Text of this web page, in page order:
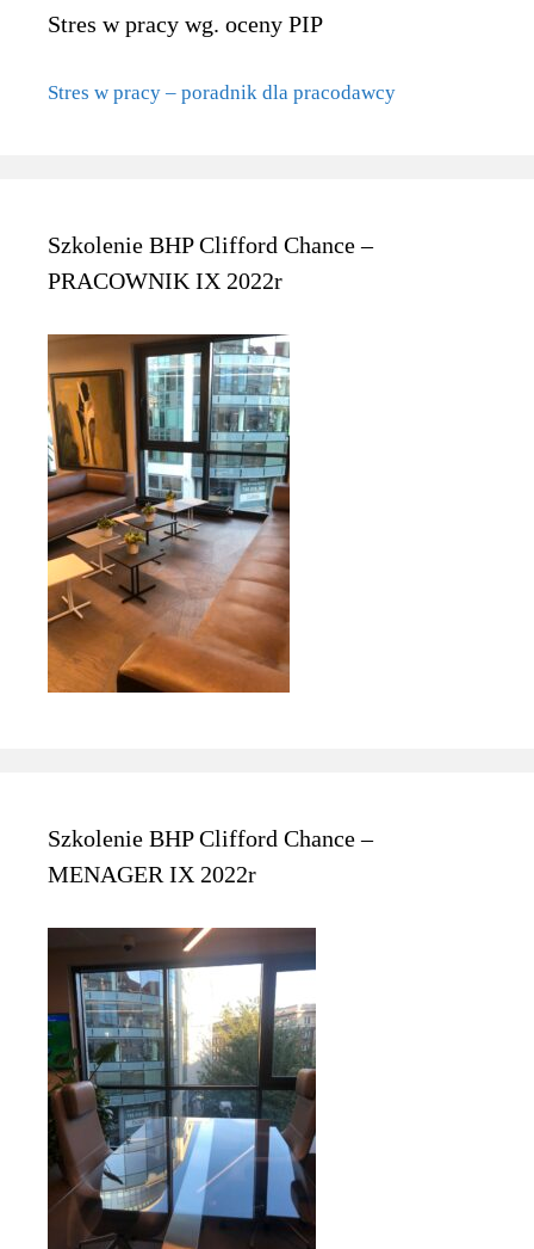
Stres w pracy wg. oceny PIP
Stres w pracy – poradnik dla pracodawcy
Szkolenie BHP Clifford Chance –
PRACOWNIK IX 2022r
Szkolenie BHP Clifford Chance –
MENAGER IX 2022r